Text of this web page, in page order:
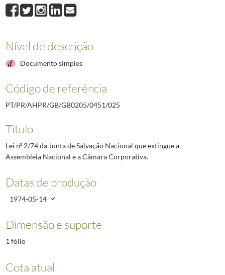
025 Lei nº 2/74 da Junta de Salvação Nacional que extingue a Assembleia
026 Decreto (?) regulamentar das bases gerais estabelecidas para os
Lei (não numerada) da Junta de Salvação Nacional que revoga uma
Decreto (?) do Presidente da República relativo à nomeação dos
030 Lei (não numerada) da Junta de Salvação Nacional relativa a títulos de
033 Lei nº 3/74 aprovada e promulgada pela Junta de Salvação Nacional
Nível de descrição
Documento simples
Código de referência
PT/PR/AHPR/GB/GB0205/0451/025
Título
Lei nº 2/74 da Junta de Salvação Nacional que extingue a
Assembleia Nacional e a Câmara Corporativa.
Datas de produção
1974-05-14
Dimensão e suporte
1 fólio
Cota atual